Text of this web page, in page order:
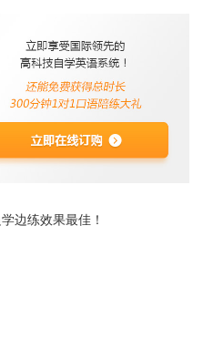
边练效果最佳！